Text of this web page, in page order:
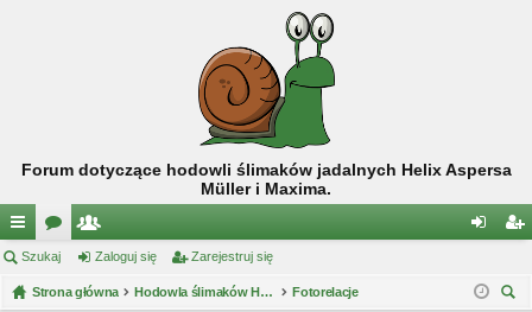
Forum dotyczące hodowli ślimaków jadalnych Helix Aspersa
Müller i Maxima.
ię
ce
or
a
ży
tk og ej
Szukaj Zaloguj się Zarejestruj się
Strona główna Hodowla ślimaków Helix Aspersa Müller / Maxima
Fotorelacje